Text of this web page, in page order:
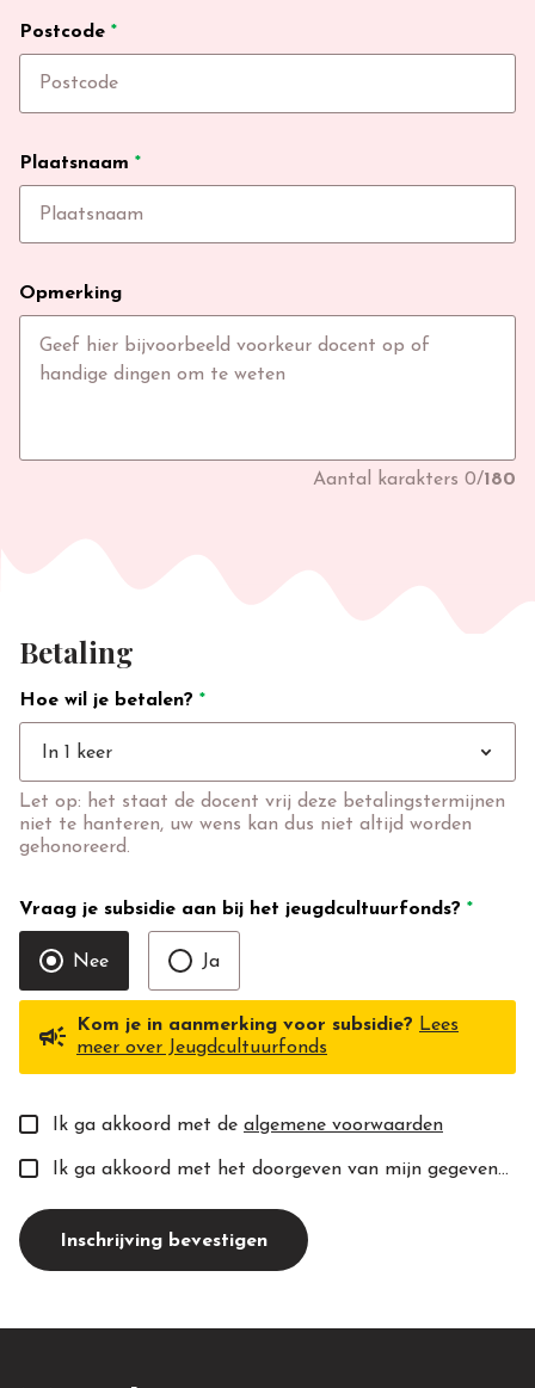
Postcode *
Plaatsnaam *
Opmerking
Aantal karakters 0/180
Betaling
Hoe wil je betalen? *
In 1 keer expand_more
Let op: het staat de docent vrij deze betalingstermijnen
niet te hanteren, uw wens kan dus niet altijd worden
gehonoreerd.
Vraag je subsidie aan bij het jeugdcultuurfonds? *
Nee Ja
campaign Kom je in aanmerking voor subsidie? Lees
meer over Jeugdcultuurfonds
Ik ga akkoord met de algemene voorwaarden
Ik ga akkoord met het doorgeven van mijn gegevens aan de toekomstige docent(e).
Inschrijving bevestigen